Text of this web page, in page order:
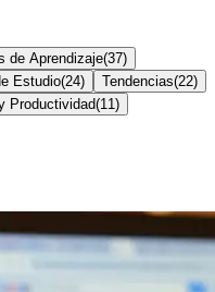
de Aprendizaje(37)
Estudio(24) Tendencias(22)
Productividad(11 )